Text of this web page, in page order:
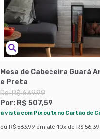
Mesa de Cabeceira Guará
e Preta
De:R$ 639,99
Por: R$ 507,59
à vista com Pix ou 1x no Cartão de
ou R$ 563,99 em até 10x de R$ 56,39